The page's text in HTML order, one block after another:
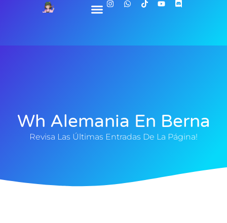
Wh Alemania En Berna
Revisa Las Últimas Entradas De La Página!